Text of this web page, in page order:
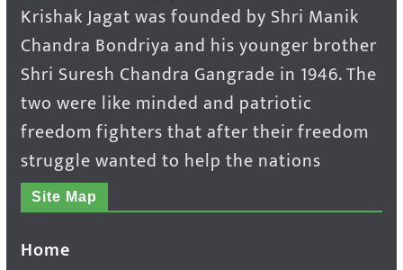
Krishak Jagat was founded by Shri Manik
Chandra Bondriya and his younger brother
Shri Suresh Chandra Gangrade in 1946. The
two were like minded and patriotic
freedom fighters that after their freedom
struggle wanted to help the nations
Site Map
Home